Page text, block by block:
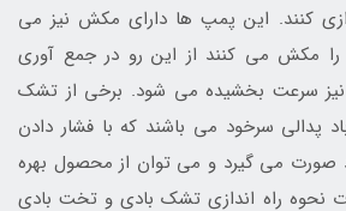
کنند. این پمپ ها دارای مکش نیز می
را مکش می کنند از این رو در جمع آوری
سرعت بخشیده می شود. برخی از تشک
پدالی سرخود می باشند که با فشار دادن
صورت می گیرد و می توان از محصول بهره
نحوه راه اندازی تشک بادی و تخت بادی